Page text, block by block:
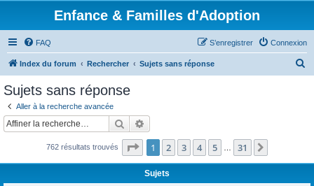
Enfance & Familles d'Adoption
FAQ Connexion
S’enregistrer
Index du forum Rechercher Sujets sans réponse
c
Sujets sans réponse
Aller à la recherche avancée
Rechercher
762 résultats trouvés Page 1sur31
1 2 3 4 5 31
Sujets